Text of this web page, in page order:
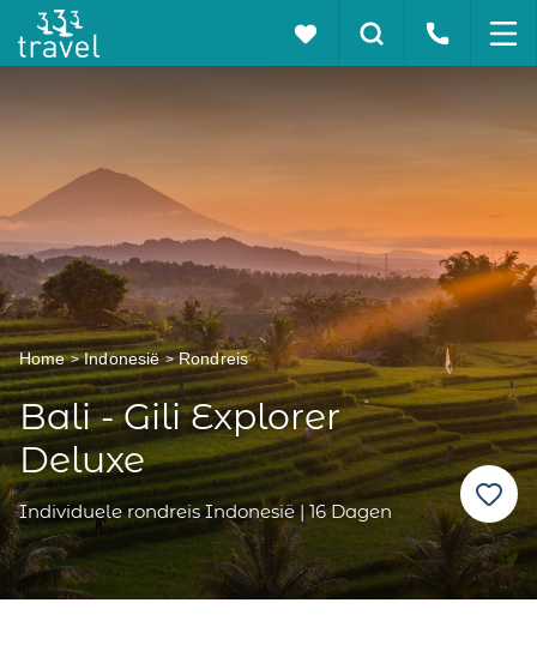
Home Indonesië Rondreis
Bali - Gili Explorer
Deluxe
Individuele rondreis Indonesië | 16 Dagen